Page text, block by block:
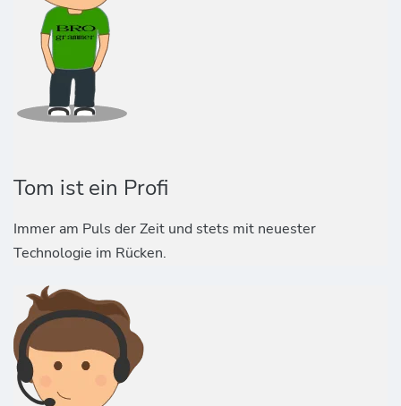
Tom ist ein Profi
Immer am Puls der Zeit und stets mit neuester
Technologie im Rücken.